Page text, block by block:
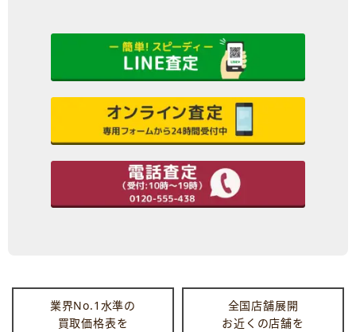
業界No.1水準の
買取価格表を
全国店舗展開
お近くの店舗を